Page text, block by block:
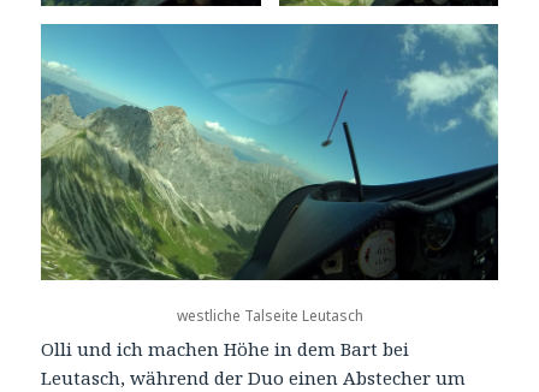
westliche Talseite Leutasch
Olli und ich machen Höhe in dem Bart bei
Leutasch, während der Duo einen Abstecher um